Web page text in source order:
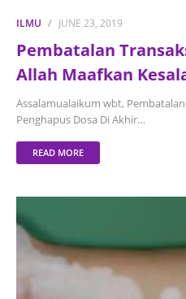
ILMU JUNE 23, 2019
Pembatalan
Allah Maafkan
Assalamualaikum wbt,
Penghapus Dosa Di Akhir…
READ MORE